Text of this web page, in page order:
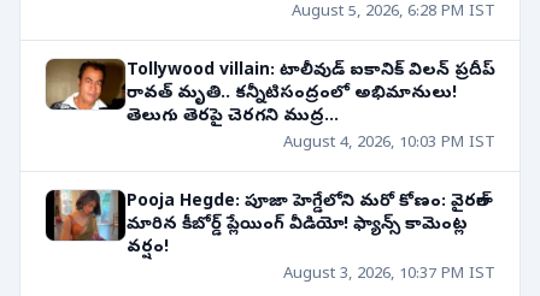
August 5, 2026, 6:28 PM IST
Tollywood villain: టాలీవుడ్ ఐకానిక్ విలన్ ప్రదీప్
రావత్ మృతి.. కన్నీటిసంద్రంలో అభిమానులు!
తెలుగు తెరపై చెరగని ముద్ర...
August 4, 2026, 10:03 PM IST
Pooja Hegde: పూజా హెగ్డేలోని మరో కోణం: వైరల్‌గా
మారిన కీబోర్డ్ ప్లేయింగ్ వీడియో! ఫ్యాన్స్ కామెంట్ల
వర్షం!
August 3, 2026, 10:37 PM IST